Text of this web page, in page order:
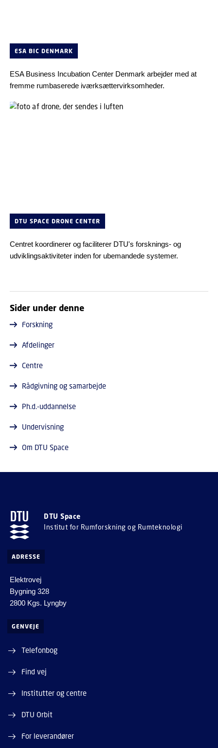
ESA BIC DENMARK
ESA Business Incubation Center Denmark arbejder med at
fremme rumbaserede iværksættervirksomheder.
DTU SPACE DRONE CENTER
Centret koordinerer og faciliterer DTU's forsknings- og
udviklingsaktiviteter inden for ubemandede systemer.
Sider under denne
Forskning
Afdelinger
Centre
Rådgivning og samarbejde
Ph.d.-uddannelse
Undervisning
Om DTU Space
DTU Space
Institut for Rumforskning og Rumteknologi
ADRESSE
Elektrovej
Bygning 328
2800 Kgs. Lyngby
GENVEJE
Telefonbog
Find vej
Institutter og centre
DTU Orbit
For leverandører